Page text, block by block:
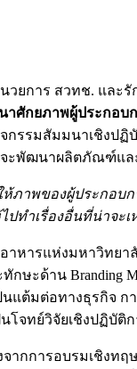
วยการ สวทช. และ
ศักยภาพผู้ประกอบ
กรรมสัมมนาเชิง
พัฒนาผลิตภัณฑ์และ
ภาพของผู้ประกอบก
ปทำเรื่องอื่นที่น่าจ
าหารแห่งมหาวิทยา
ษะด้าน Branding
นแต้มต่อทางธุรกิจ
จทย์วิจัยเชิงปฏิบัติ
ากการอบรมเชิงทฤ